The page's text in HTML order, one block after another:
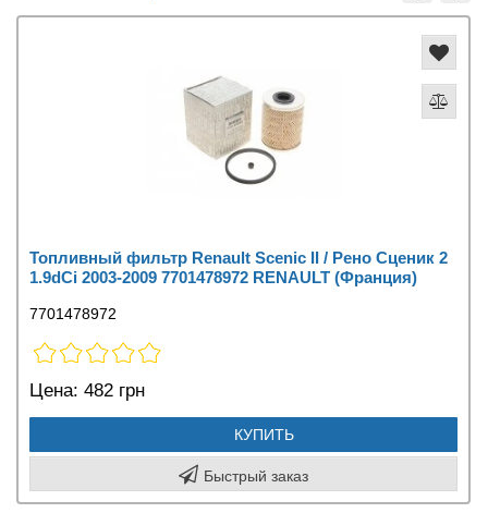
Топливный фильтр Renault Scenic II / Рено Сценик 2
1.9dCi 2003-2009 7701478972 RENAULT (Франция)
7701478972
Цена: 482 грн
КУПИТЬ
Быстрый заказ